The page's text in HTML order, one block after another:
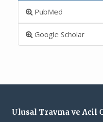
PubMed
Google Scholar
Ulusal Travma ve Acil